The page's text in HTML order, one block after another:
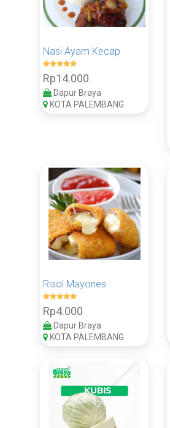
Nasi Ayam Kecap
Rp14.000
Dapur Braya
KOTA PALEMBANG
Risol Mayones
Rp4.000
Dapur Braya
KOTA PALEMBANG